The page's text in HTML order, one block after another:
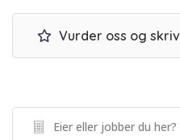
Vurder oss og
Eier eller jobber du her?